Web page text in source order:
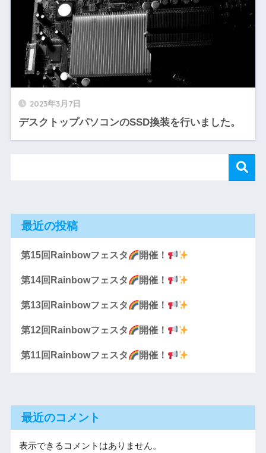
2023年3月7日
デスクトップパソコンのSSD換装を行いました。
最近の投稿
第15回Rainbowフェスタ 開催！
第14回Rainbowフェスタ 開催！
第13回Rainbowフェスタ 開催！
第12回Rainbowフェスタ 開催！
第11回Rainbowフェスタ 開催！
最近のコメント
表示できるコメントはありません。